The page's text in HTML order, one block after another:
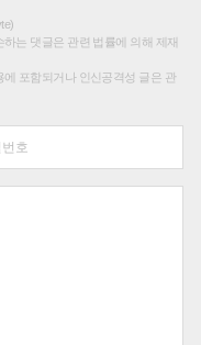
는 댓글은 관련 법률에 의해 제재
포함되거나 인신공격성 글은 관